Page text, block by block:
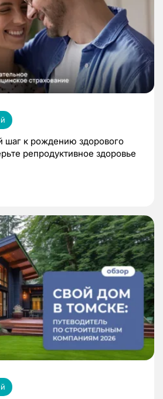
шаг к рождению здорового
репродуктивное здоровье